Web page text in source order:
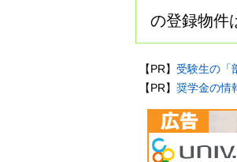
の登録物件
【PR】 受験生の「
【PR】 奨学金の情